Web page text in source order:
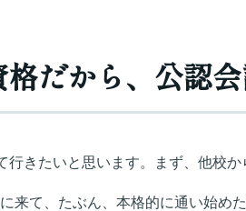
だから、公認会
行きたいと思います。まず、他校
来て、たぶん、本格的に通い始め